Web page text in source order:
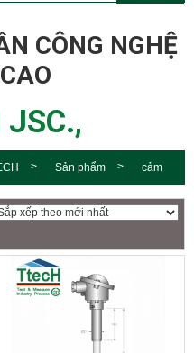
CÔNG NGHỆ
JSC.,
Sản phẩm cảm
nhiệt độ S TTH